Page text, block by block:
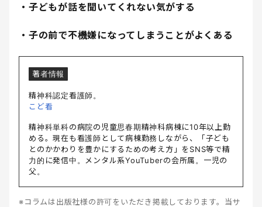
・子どもが話を聞いてくれない気がする
・子の前で不機嫌になってしまうことがよくある
著者情報
精神科認定看護師。
こど看
精神科単科の病院の児童思春期精神科病棟に10年以上勤
める。現在も看護師として病棟勤務しながら、「子ども
とのかかわりを豊かにするための考え方」をSNS等で精
力的に発信中。メンタル系YouTuberの会所属。一児の
父。
※コラムは出版社様の許可をいただき掲載しております。当サ